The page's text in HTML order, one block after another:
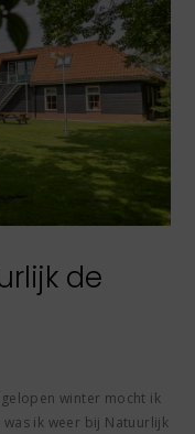
de
winter mocht ik
ik weer bij Natuurlijk